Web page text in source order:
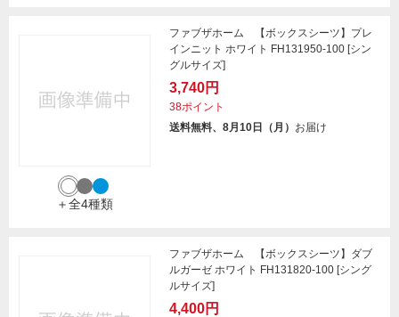
＋全4種類
ファブザホーム 【ボックスシーツ】プレ
インニット ホワイト FH131950-100 [シン
グルサイズ]
3,740円
38ポイント
送料無料、8月10日（月） お届け
ファブザホーム 【ボックスシーツ】ダブ
ルガーゼ ホワイト FH131820-100 [シング
ルサイズ]
4,400円